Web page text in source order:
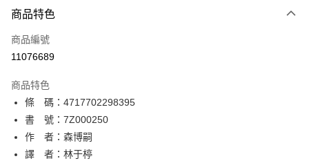
信用卡一次付款
超商取貨付款
相關說明
【關於「AFTEE先享後付」】
AFTEE先享後付是「在收到商品之後才付款」的支付方式。 讓您購物簡單
便利好安心！
１．簡單：不需註冊會員、不需綁卡、不需儲值。
２．便利：只要手機號碼，簡訊認證，即可結帳。
ATM付款
運送方式
商品特色
商品編號
11076689
商品特色
條 碼：4717702298395
書 號：7Z000250
作 者：森博嗣
譯 者：林于楟